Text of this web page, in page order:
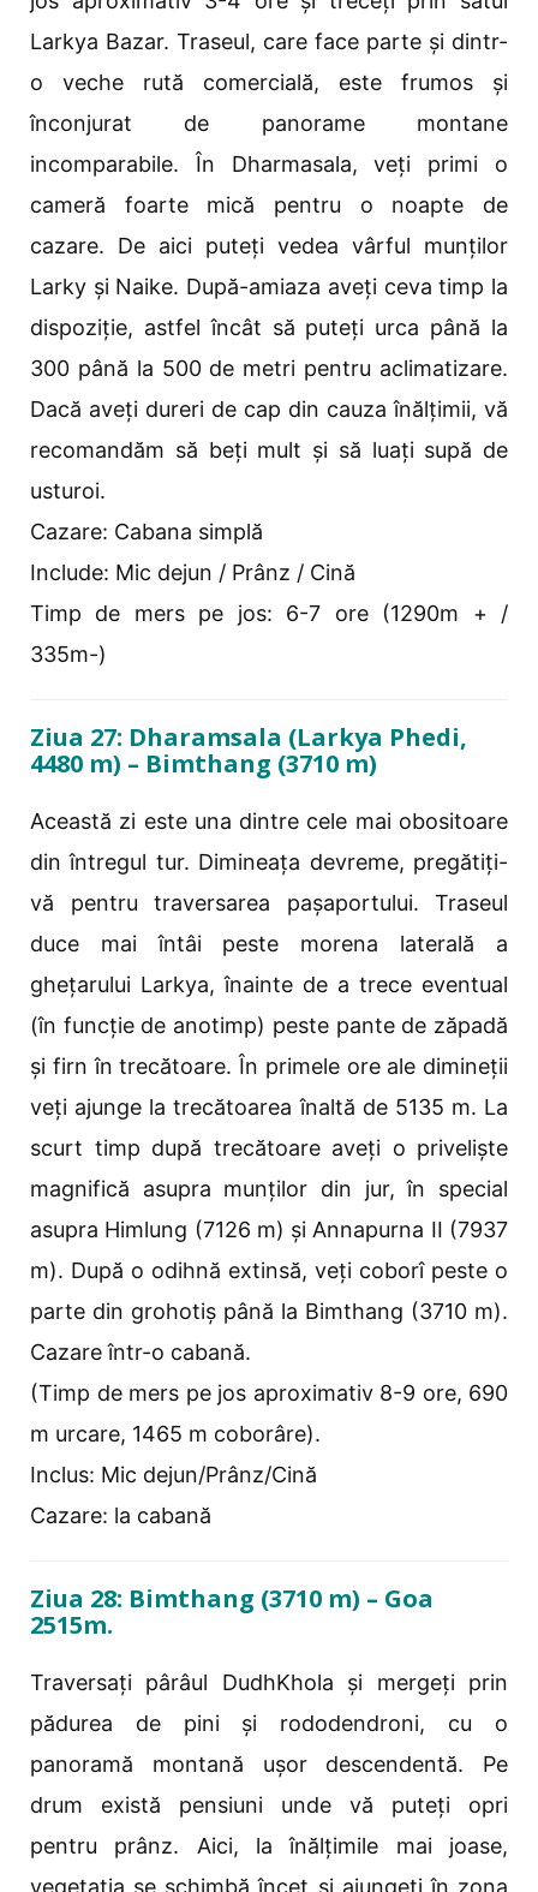
Larkya Bazar. Traseul, care face parte și dintr-
o veche rută comercială, este frumos și
înconjurat de panorame montane
incomparabile. În Dharmasala, veți primi o
cameră foarte mică pentru o noapte de
cazare. De aici puteți vedea vârful munților
Larky și Naike. După-amiaza aveți ceva timp la
dispoziție, astfel încât să puteți urca până la
300 până la 500 de metri pentru aclimatizare.
Dacă aveți dureri de cap din cauza înălțimii, vă
recomandăm să beți mult și să luați supă de
usturoi.
Cazare: Cabana simplă
Include: Mic dejun / Prânz / Cină
Timp de mers pe jos: 6-7 ore (1290m + /
335m-)
Ziua 27: Dharamsala (Larkya Phedi,
4480 m) – Bimthang (3710 m)
Această zi este una dintre cele mai obositoare
din întregul tur. Dimineața devreme, pregătiți-
vă pentru traversarea pașaportului. Traseul
duce mai întâi peste morena laterală a
ghețarului Larkya, înainte de a trece eventual
(în funcție de anotimp) peste pante de zăpadă
și firn în trecătoare. În primele ore ale dimineții
veți ajunge la trecătoarea înaltă de 5135 m. La
scurt timp după trecătoare aveți o priveliște
magnifică asupra munților din jur, în special
asupra Himlung (7126 m) și Annapurna II (7937
m). După o odihnă extinsă, veți coborî peste o
parte din grohotiș până la Bimthang (3710 m).
Cazare într-o cabană.
(Timp de mers pe jos aproximativ 8-9 ore, 690
m urcare, 1465 m coborâre).
Inclus: Mic dejun/Prânz/Cină
Cazare: la cabană
Ziua 28: Bimthang (3710 m) – Goa
2515m.
Traversați pârâul DudhKhola și mergeți prin
pădurea de pini și rododendroni, cu o
panoramă montană ușor descendentă. Pe
drum există pensiuni unde vă puteți opri
pentru prânz. Aici, la înălțimile mai joase,
vegetația se schimbă încet și ajungeți în zona